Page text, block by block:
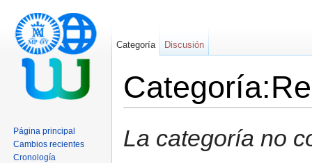
La categoría no
Categoría Discusión
Página principal
Cambios recientes
Cronología